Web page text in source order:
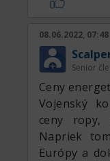
08.06.2022, 07:48
Senior
Ceny
Vojenský
ceny ropy,
Napriek
Európy a